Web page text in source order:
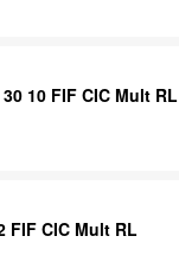
10 FIF CIC Mult RL
FIF CIC Mult RL